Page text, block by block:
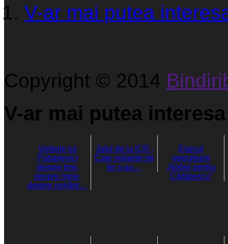
V-ar mai putea
Copyright © 2014
V-ar mai putea
Vorbele lui
Patapievici
despre tine,
despre mine,
despre români…
Jaful de la ICR .
Cate miliarde de
lei s-au…
Eşecul
operaţiunii
„Nobel pentru
Cărtărescu”